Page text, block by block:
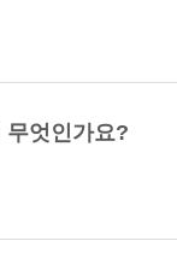
엇인가요?